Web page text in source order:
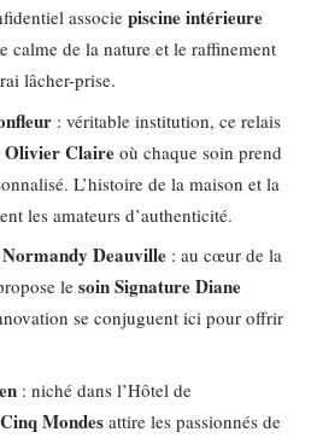
associe piscine intérieure
calme de la nature et le raffinement
lâcher-prise.
: véritable institution, ce relais
Olivier Claireoù chaque soin prend
L’histoire de la maison et la
les amateurs d’authenticité.
Deauville : au cœur de la
le soin Signature Diane
se conjuguent ici pour offrir
: niché dans l’Hôtel de
Mondesattire les passionnés de